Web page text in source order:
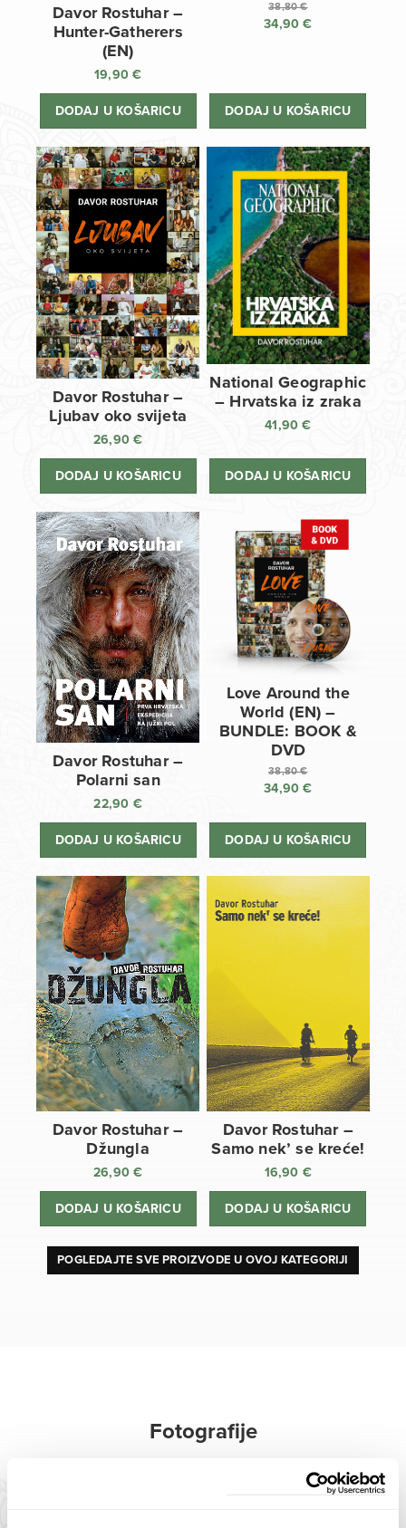
Davor Rostuhar –
Hunter-Gatherers
(EN)
19,90€
DODAJ U KOŠARICU
38,80€
Izvorna
38,80 €.
34,90€
34,90 €.
DODAJ U KOŠARICU
Davor Rostuhar –
Ljubav oko svijeta
26,90€
DODAJ U KOŠARICU
National Geographic
– Hrvatska iz zraka
41,90€
DODAJ U KOŠARICU
Davor Rostuhar –
Polarni san
22,90 €
DODAJ U KOŠARICU
Love Around the
World (EN) –
BUNDLE: BOOK &
DVD
38,80€
Izvorna
bila
34,90€
cijena
DODAJ U KOŠARICU
Davor Rostuhar –
Džungla
26,90€
DODAJ U KOŠARICU
Davor Rostuhar –
Samo nek’ se kreće!
16,90 €
DODAJ U KOŠARICU
POGLEDAJTE SVE PROIZVODE U OVOJ KATEGORIJI
Fotografije